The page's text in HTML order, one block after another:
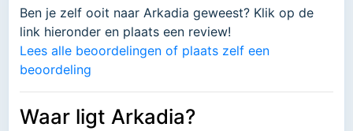
Ben je zelf ooit naar Arkadia geweest? Klik op de
link hieronder en plaats een review!
Lees alle beoordelingen of plaats zelf een
beoordeling
Waar ligt Arkadia?